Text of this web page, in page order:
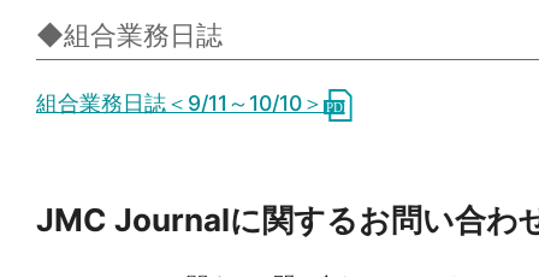
◆組合業務日誌
組合業務日誌＜9/11～10/10＞
JMC Journalに関するお問い合わ